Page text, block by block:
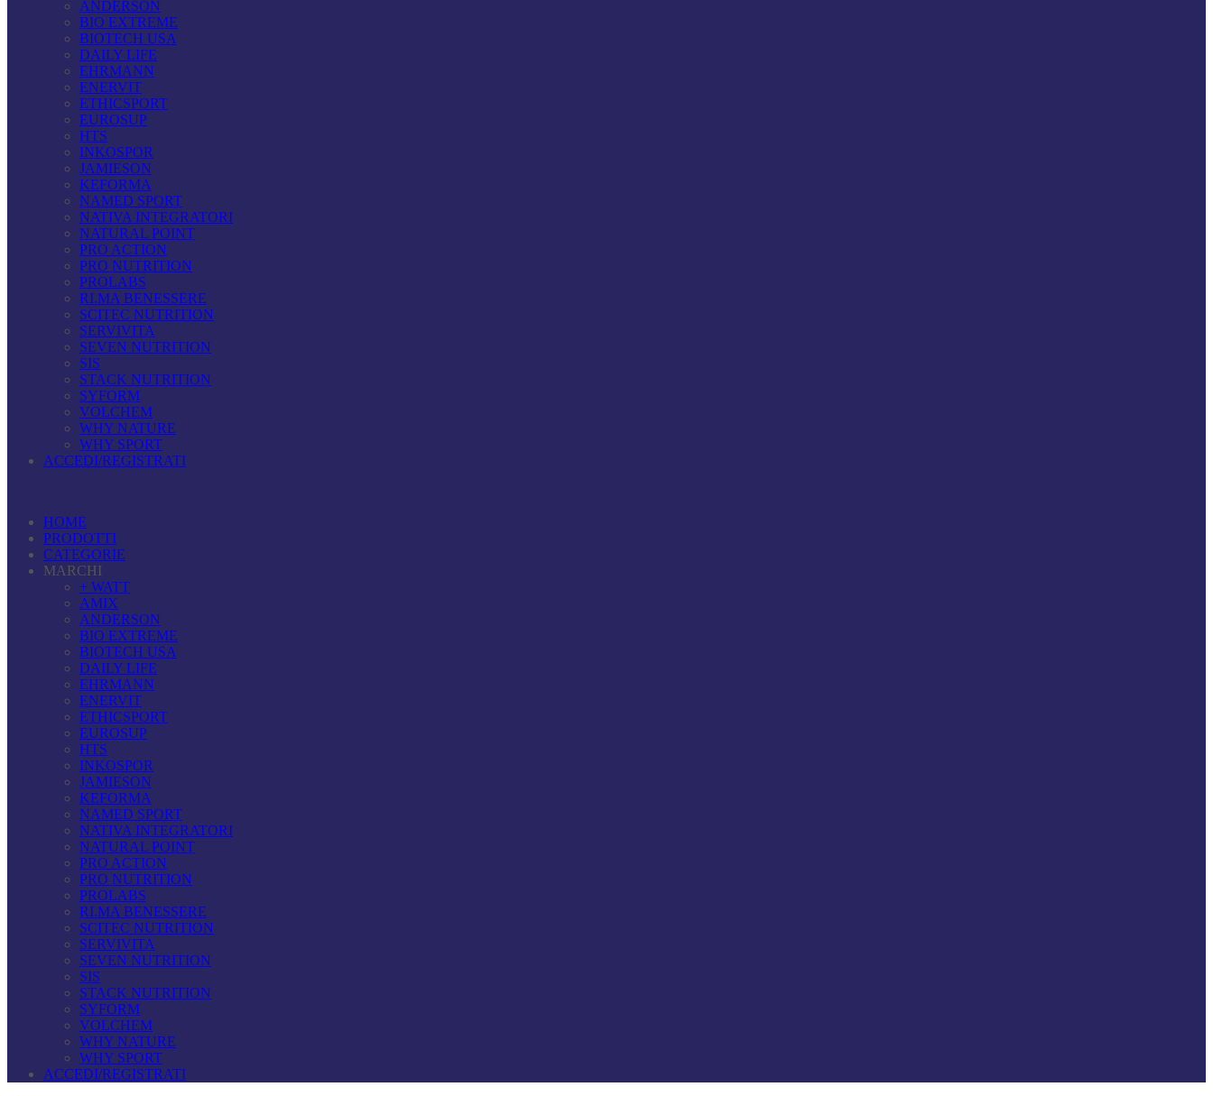
ANDERSON
BIO EXTREME
BIOTECH USA
DAILY LIFE
EHRMANN
ENERVIT
ETHICSPORT
EUROSUP
HTS
INKOSPOR
JAMIESON
KEFORMA
NAMED SPORT
NATIVA INTEGRATORI
NATURAL POINT
PRO ACTION
PRO NUTRITION
PROLABS
RI.MA BENESSERE
SCITEC NUTRITION
SERVIVITA
SEVEN NUTRITION
SIS
STACK NUTRITION
SYFORM
VOLCHEM
WHY NATURE
WHY SPORT
ACCEDI/REGISTRATI
HOME
PRODOTTI
CATEGORIE
MARCHI
+ WATT
AMIX
ANDERSON
BIO EXTREME
BIOTECH USA
DAILY LIFE
EHRMANN
ENERVIT
ETHICSPORT
EUROSUP
HTS
INKOSPOR
JAMIESON
KEFORMA
NAMED SPORT
NATIVA INTEGRATORI
NATURAL POINT
PRO ACTION
PRO NUTRITION
PROLABS
RI.MA BENESSERE
SCITEC NUTRITION
SERVIVITA
SEVEN NUTRITION
SIS
STACK NUTRITION
SYFORM
VOLCHEM
WHY NATURE
WHY SPORT
ACCEDI/REGISTRATI